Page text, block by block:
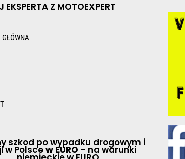
EKSPERTA Z MOTOEXPERT
szkod po wypadku drogowym i
w Polscew EURO – na warunki